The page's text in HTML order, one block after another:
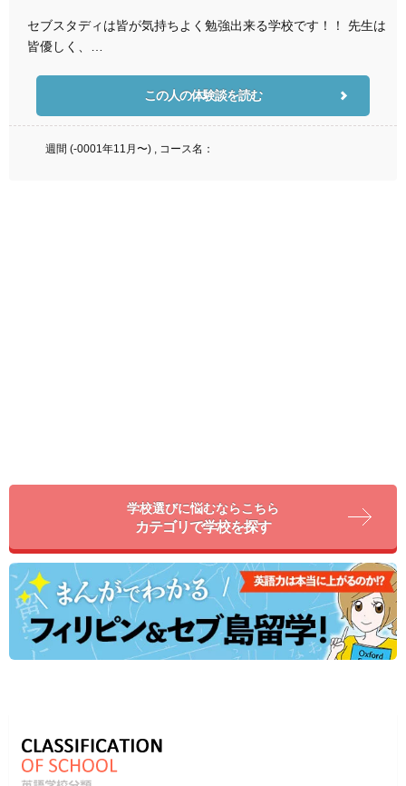
セブスタディは皆が気持ちよく勉強出来る学校です！！ 先生は
皆優しく、…
この人の体験談を読む
週間 (-0001年11月〜) , コース名：
学校選びに悩むならこちら
カテゴリで学校を探す